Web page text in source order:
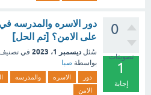
0
تصويتات
1
إجابة
دور الاسره والمدرسه
على الامن؟ [تم الحل]
سُئل ديسمبر 1، 2023 في
بواسطة صبا
دور الاسره والمدرسه
الامن